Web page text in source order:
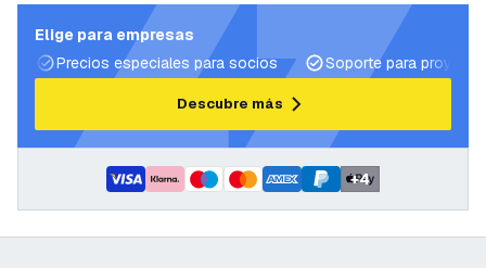
Elige para empresas
Precios especiales para socios
Soporte para
Descubre más
+4